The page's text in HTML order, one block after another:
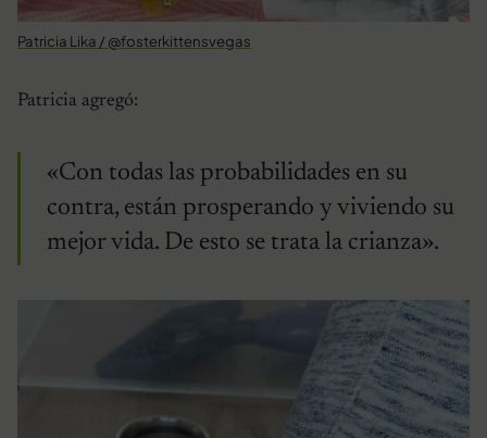
Patricia Lika / @fosterkittensvegas
Patricia agregó:
«Con todas las probabilidades en su
contra, están prosperando y viviendo su
mejor vida. De esto se trata la crianza».